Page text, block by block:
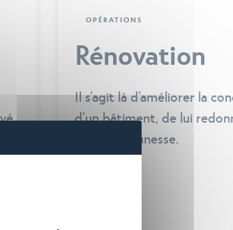
OPÉRATIONS
Rénovation
Il s’agit là d’améliorer la
d’un bâtiment, de lui
seconde jeunesse.
experience